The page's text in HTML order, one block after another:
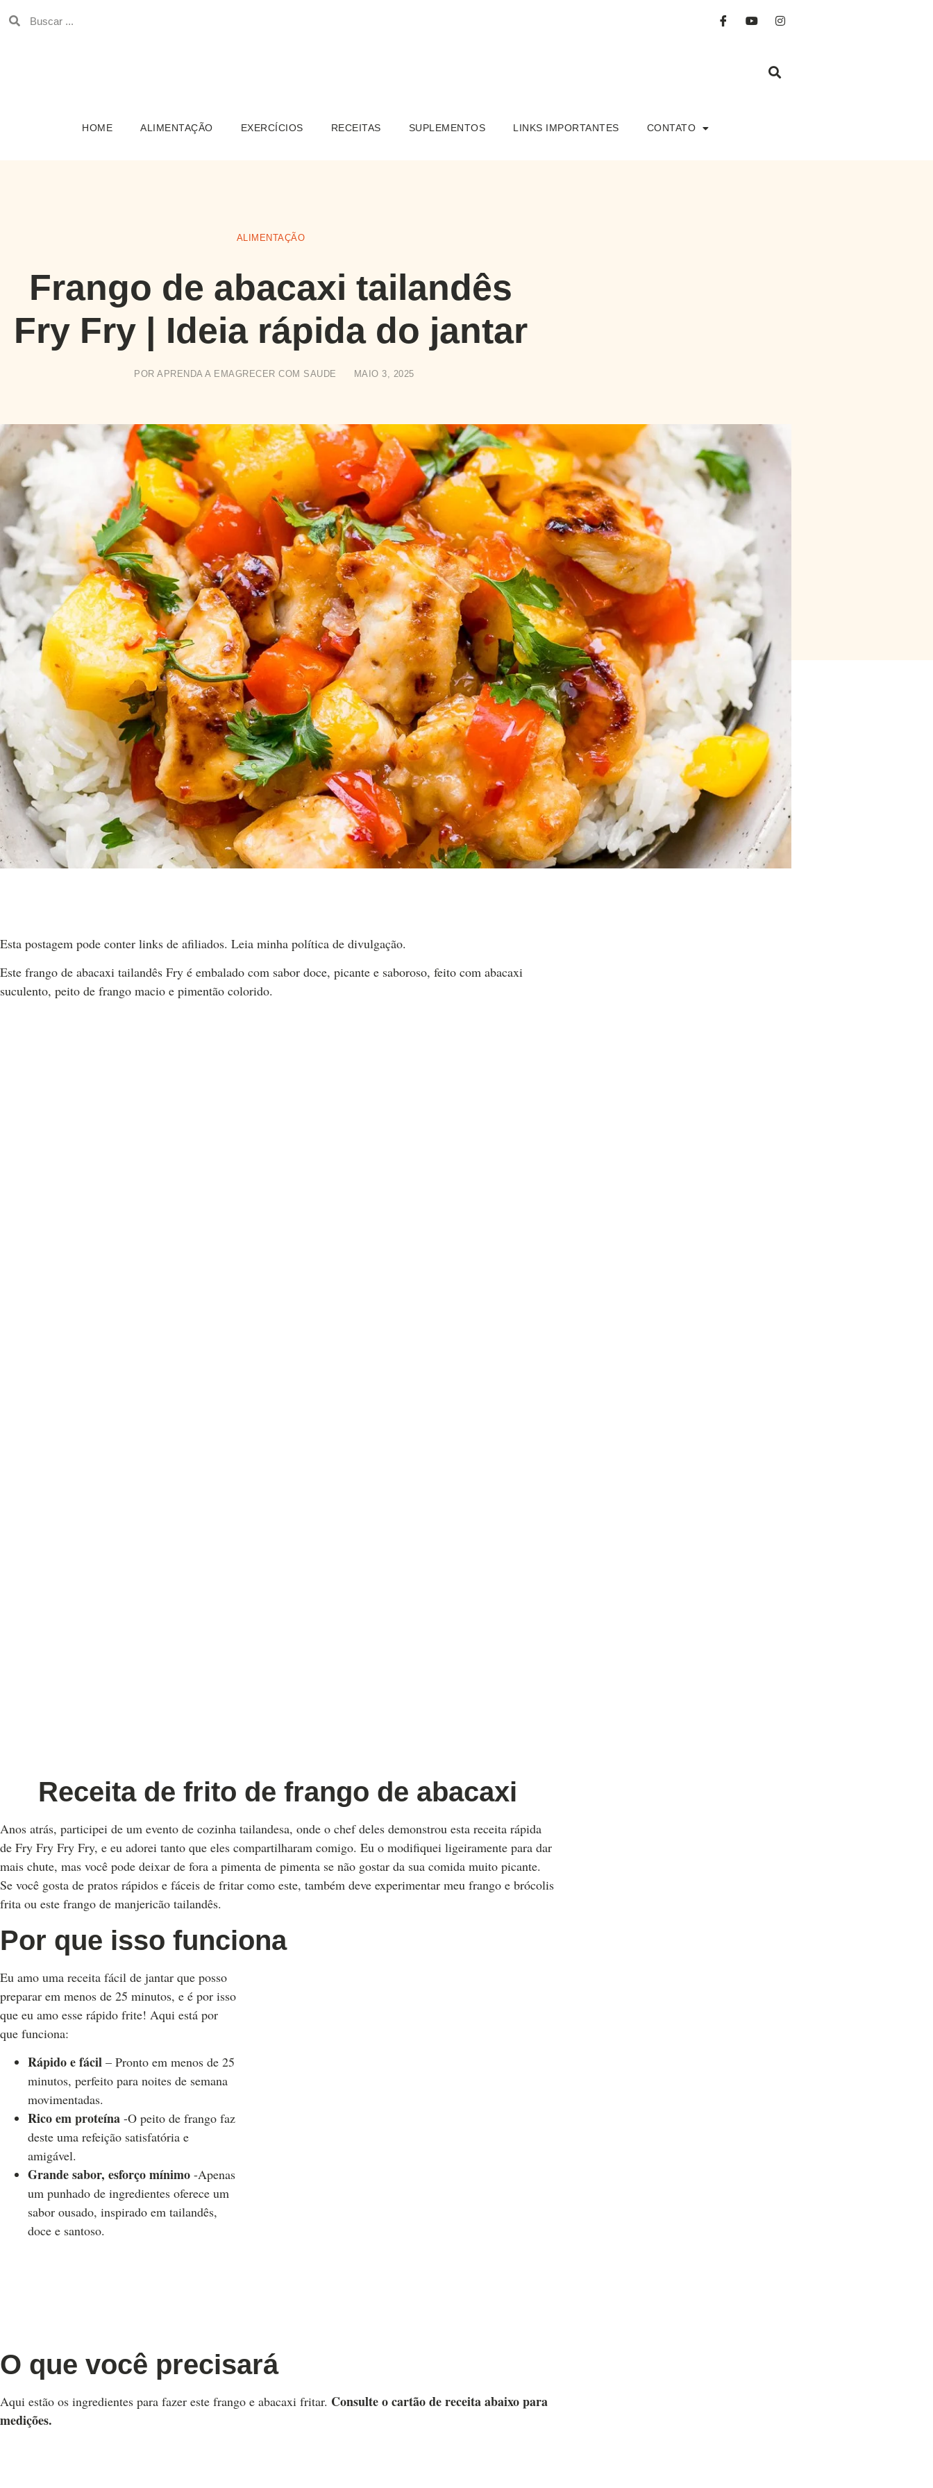
HOME ALIMENTAÇÃO EXERCÍCIOS RECEITAS SUPLEMENTOS LINKS IMPORTANTES CONTATO
ALIMENTAÇÃO
Frango de abacaxi tailandês
Fry Fry | Ideia rápida do jantar
POR APRENDA A EMAGRECER COM SAUDE MAIO 3, 2025
Esta postagem pode conter links de afiliados. Leia minha política de divulgação.
Este frango de abacaxi tailandês Fry é embalado com sabor doce, picante e saboroso, feito com abacaxi
suculento, peito de frango macio e pimentão colorido.
Receita de frito de frango de abacaxi
Anos atrás, participei de um evento de cozinha tailandesa, onde o chef deles demonstrou esta receita rápida
de Fry Fry Fry Fry, e eu adorei tanto que eles compartilharam comigo. Eu o modifiquei ligeiramente para dar
mais chute, mas você pode deixar de fora a pimenta de pimenta se não gostar da sua comida muito picante.
Se você gosta de pratos rápidos e fáceis de fritar como este, também deve experimentar meu frango e brócolis
frita ou este frango de manjericão tailandês.
Por que isso funciona
Eu amo uma receita fácil de jantar que posso
preparar em menos de 25 minutos, e é por isso
que eu amo esse rápido frite! Aqui está por
que funciona:
Rápido e fácil – Pronto em menos de 25
minutos, perfeito para noites de semana
movimentadas.
Rico em proteína -O peito de frango faz
deste uma refeição satisfatória e
amigável.
Grande sabor, esforço mínimo -Apenas
um punhado de ingredientes oferece um
sabor ousado, inspirado em tailandês,
doce e santoso.
O que você precisará
Aqui estão os ingredientes para fazer este frango e abacaxi fritar. Consulte o cartão de receita abaixo para
medições.